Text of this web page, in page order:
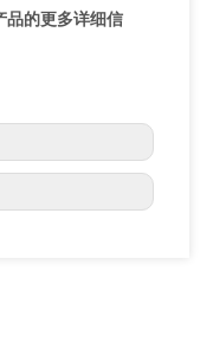
品的更多详细信